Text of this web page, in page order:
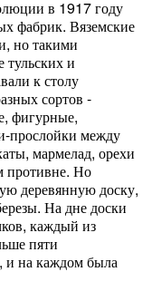
в 1917 году
фабрик. Вяземские
но такими
тульских и
к столу
сортов -
фигурные,
прослойки между
мармелад, орехи
противне. Но
деревянную доску,
На дне доски
каждый из
пяти
и на каждом была